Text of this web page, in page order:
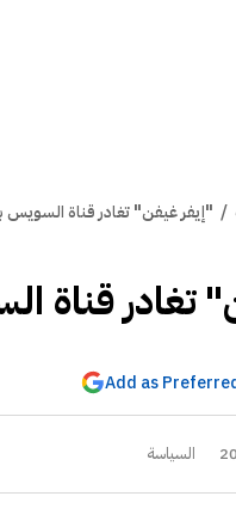
/ "إيفر غيفن" تغادر قناة السويس بعد 3 أشهرمن
قناة السويس بعد
Add as
السياسة